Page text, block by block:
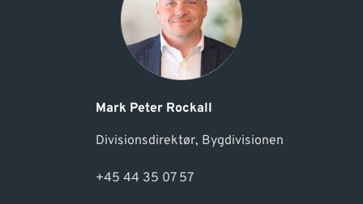
Mark Peter Rockall
Divisionsdirektør, Bygdivisionen
+45 44 35 07 57